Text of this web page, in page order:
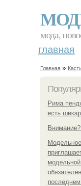
мода,
главная
Главная »
Рима
есть
Внимание?
последнем